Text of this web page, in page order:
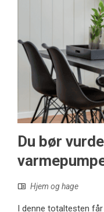
Du bør
Hjem og hage
I denne totaltesten